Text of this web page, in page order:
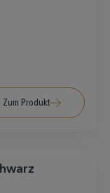
Zum Produkt